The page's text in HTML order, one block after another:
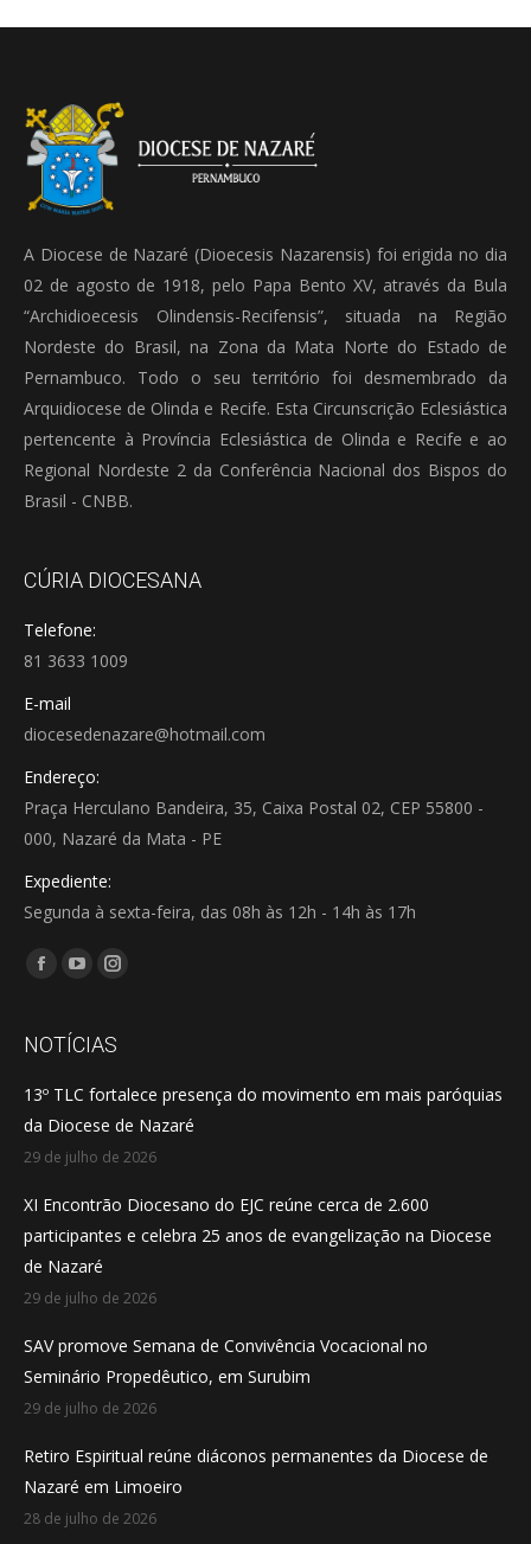
A Diocese de Nazaré (Dioecesis Nazarensis) foi erigida no dia
02 de agosto de 1918, pelo Papa Bento XV, através da Bula
“Archidioecesis Olindensis-Recifensis”, situada na Região
Nordeste do Brasil, na Zona da Mata Norte do Estado de
Pernambuco. Todo o seu território foi desmembrado da
Arquidiocese de Olinda e Recife. Esta Circunscrição Eclesiástica
pertencente à Província Eclesiástica de Olinda e Recife e ao
Regional Nordeste 2 da Conferência Nacional dos Bispos do
Brasil - CNBB.
CÚRIA DIOCESANA
Telefone:
81 3633 1009
E-mail
diocesedenazare@hotmail.com
Endereço:
Praça Herculano Bandeira, 35, Caixa Postal 02, CEP 55800 -
000, Nazaré da Mata - PE
Expediente:
Segunda à sexta-feira, das 08h às 12h - 14h às 17h
Encontre-nos em:
Facebook
opens
new
window
YouTube
opens
new
window
Instagram
opens
new
window
NOTÍCIAS
13º TLC fortalece presença do movimento em mais paróquias
da Diocese de Nazaré
29 de julho de 2026
XI Encontrão Diocesano do EJC reúne cerca de 2.600
participantes e celebra 25 anos de evangelização na Diocese
de Nazaré
29 de julho de 2026
SAV promove Semana de Convivência Vocacional no
Seminário Propedêutico, em Surubim
29 de julho de 2026
Retiro Espiritual reúne diáconos permanentes da Diocese de
Nazaré em Limoeiro
28 de julho de 2026